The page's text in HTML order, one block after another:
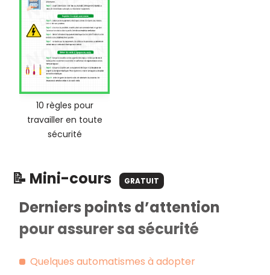
10 règles pour
travailler en toute
sécurité
📝 Mini-cours GRATUIT
Derniers points d’attention
pour assurer sa sécurité
Quelques automatismes à adopter